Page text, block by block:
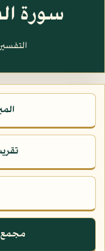
سورة
التفسير
مجمع